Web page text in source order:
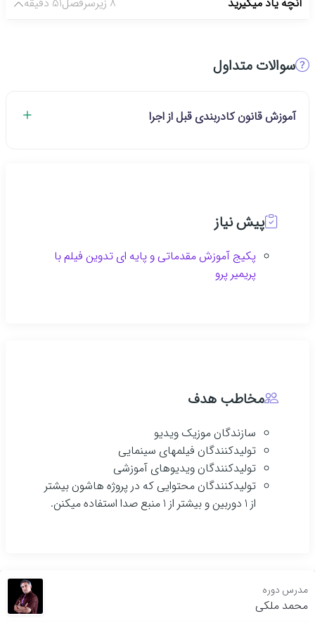
سوالات متداول
آموزش قانون کادربندی قبل از اجرا
پیش نیاز
پکیج آموزش مقدماتی و پایه ای تدوین فیلم با
پریمیر پرو
مخاطب هدف
سازندگان موزیک ویدیو
تولیدکنندگان فیلمهای سینمایی
تولیدکنندگان ویدیوهای آموزشی
تولیدکنندگان محتوایی که در پروژه هاشون بیشتر
از 1 دوربین و بیشتر از 1 منبع صدا استفاده میکنن.
مدرس دوره
محمد ملکی